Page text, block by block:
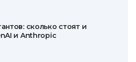
сколько стоят и
и Anthropic